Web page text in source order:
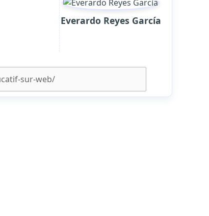
Everardo Reyes García